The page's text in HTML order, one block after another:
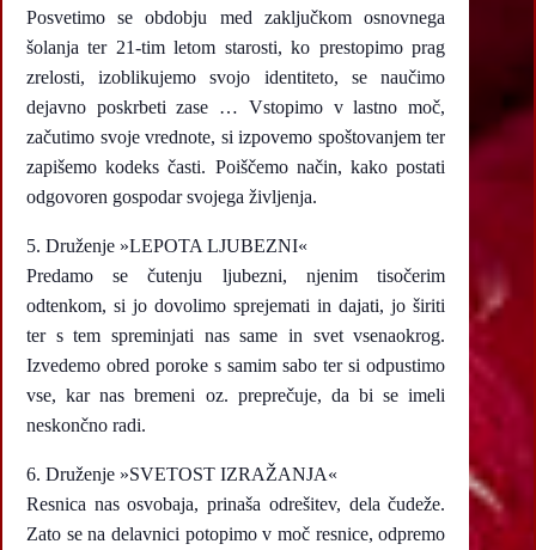
Posvetimo se obdobju med zaključkom osnovnega
šolanja ter 21-tim letom starosti, ko prestopimo prag
zrelosti, izoblikujemo svojo identiteto, se naučimo
dejavno poskrbeti zase … Vstopimo v lastno moč,
začutimo svoje vrednote, si izpovemo spoštovanjem ter
zapišemo kodeks časti. Poiščemo način, kako postati
odgovoren gospodar svojega življenja.
5. Druženje »LEPOTA LJUBEZNI«
Predamo se čutenju ljubezni, njenim tisočerim
odtenkom, si jo dovolimo sprejemati in dajati, jo širiti
ter s tem spreminjati nas same in svet vsenaokrog.
Izvedemo obred poroke s samim sabo ter si odpustimo
vse, kar nas bremeni oz. preprečuje, da bi se imeli
neskončno radi.
6. Druženje »SVETOST IZRAŽANJA«
Resnica nas osvobaja, prinaša odrešitev, dela čudeže.
Zato se na delavnici potopimo v moč resnice, odpremo